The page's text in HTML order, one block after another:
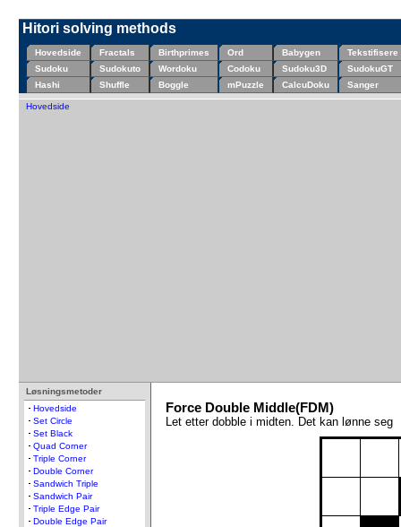
Hitori solving methods
Hovedside Fractals Birthprimes Ord Babygen
Tekstifisere
Sudoku
Sudokuto Wordoku Codoku Sudoku3D
SudokuGT
Hashi
Shuffle Boggle mPuzzle CalcuDoku Sanger
Hovedside
Løsningsmetoder
Hovedside
Set Circle
Set Black
Quad Corner
Triple Corner
Double Corner
Sandwich Triple
Sandwich Pair
Triple Edge Pair
Double Edge Pair
Force Double Middle(FDM)
Let etter dobble i midten. Det kan lønne seg